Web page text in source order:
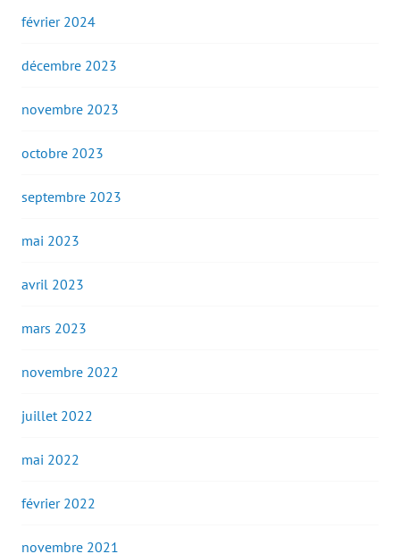
février 2024
décembre 2023
novembre 2023
octobre 2023
septembre 2023
mai 2023
avril 2023
mars 2023
novembre 2022
juillet 2022
mai 2022
février 2022
novembre 2021